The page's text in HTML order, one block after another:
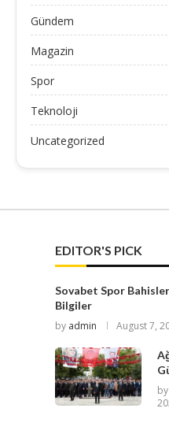
Gündem
Magazin
Spor
Teknoloji
Uncategorized
EDITOR'S PICK
Sovabet Spor
Bilgiler
by admin August 7,
by